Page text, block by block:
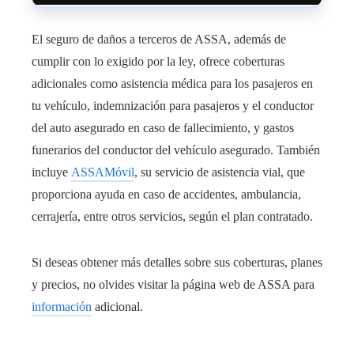
El seguro de daños a terceros de ASSA, además de
cumplir con lo exigido por la ley, ofrece coberturas
adicionales como asistencia médica para los pasajeros en
tu vehículo, indemnización para pasajeros y el conductor
del auto asegurado en caso de fallecimiento, y gastos
funerarios del conductor del vehículo asegurado. También
incluye ASSAMóvil, su servicio de asistencia vial, que
proporciona ayuda en caso de accidentes, ambulancia,
cerrajería, entre otros servicios, según el plan contratado.
Si deseas obtener más detalles sobre sus coberturas, planes
y precios, no olvides visitar la página web de ASSA para
información adicional.